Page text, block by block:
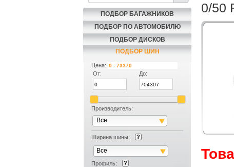
ПОДБОР БАГАЖНИКОВ
ПОДБОР ПО АВТОМОБИЛЮ
ПОДБОР ДИСКОВ
ПОДБОР ШИН
Цена:
От:
До:
Производитель:
Все
Ширина шины:
Все
Профиль:
0/50